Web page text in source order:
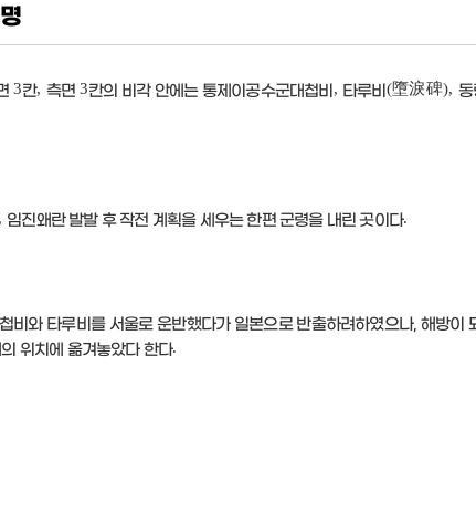
3칸, 측면 3칸의 비각 안에는 통제이공수군대첩비, 타루비(墮淚碑), 동
, 임진왜란 발발 후 작전 계획을 세우는 한편 군령을 내린 곳이다.
비와 타루비를 서울로 운반했다가 일본으로 반출하려하였으나, 해방이
위치에 옮겨놓았다 한다.